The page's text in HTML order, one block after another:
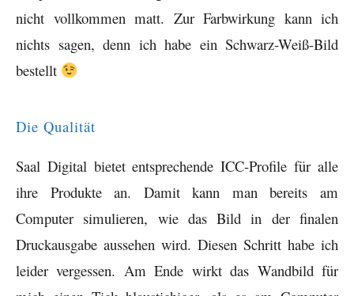
nicht vollkommen matt. Zur Farbwirkung kann ich
nichts sagen, denn ich habe ein Schwarz-Weiß-Bild
bestellt
Die Qualität
Saal Digital bietet entsprechende ICC-Profile für alle
ihre Produkte an. Damit kann man bereits am
Computer simulieren, wie das Bild in der finalen
Druckausgabe aussehen wird. Diesen Schritt habe ich
leider vergessen. Am Ende wirkt das Wandbild für